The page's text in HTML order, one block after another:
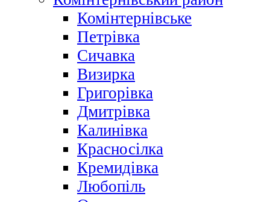
Комінтернівське
Петрівка
Сичавка
Визирка
Григорівка
Дмитрівка
Калинівка
Красносілка
Кремидівка
Любопіль